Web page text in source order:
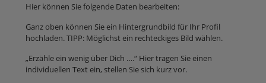
Hier können Sie folgende Daten bearbeiten:
Ganz oben können Sie ein Hintergrundbild für Ihr Profil
hochladen. TIPP: Möglichst ein rechteckiges Bild wählen.
„Erzähle ein wenig über Dich ….“ Hier tragen Sie einen
individuellen Text ein, stellen Sie sich kurz vor.